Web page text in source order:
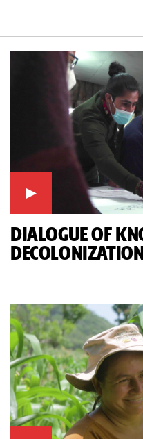
DIALOGUE OF